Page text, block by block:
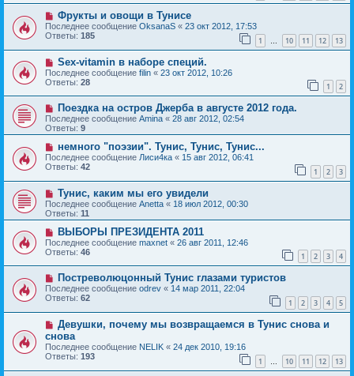
Фрукты и овощи в Тунисе
Последнее сообщение OksanaS « 23 окт 2012, 17:53
Ответы: 185 1 … 10 11 12 13
Sex-vitamin в наборе специй.
Последнее сообщение filin « 23 окт 2012, 10:26
Ответы: 28 1 2
Поездка на остров Джерба в августе 2012 года.
Последнее сообщение Amina « 28 авг 2012, 02:54
Ответы: 9
немного "поэзии". Тунис, Тунис, Тунис...
Последнее сообщение Лиси4ка « 15 авг 2012, 06:41
Ответы: 42 1 2 3
Тунис, каким мы его увидели
Последнее сообщение Anetta « 18 июл 2012, 00:30
Ответы: 11
ВЫБОРЫ ПРЕЗИДЕНТА 2011
Последнее сообщение maxnet « 26 авг 2011, 12:46
Ответы: 46 1 2 3 4
Постреволюцонный Тунис глазами туристов
Последнее сообщение odrev « 14 мар 2011, 22:04
Ответы: 62 1 2 3 4 5
Девушки, почему мы возвращаемся в Тунис снова и
снова
Последнее сообщение NELIK « 24 дек 2010, 19:16
Ответы: 193 1 … 10 11 12 13